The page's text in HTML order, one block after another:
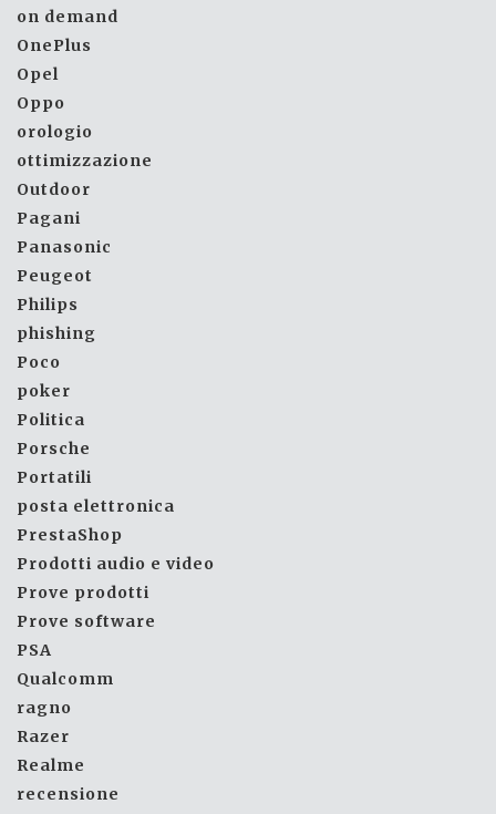
on demand
OnePlus
Opel
Oppo
orologio
ottimizzazione
Outdoor
Pagani
Panasonic
Peugeot
Philips
phishing
Poco
poker
Politica
Porsche
Portatili
posta elettronica
PrestaShop
Prodotti audio e video
Prove prodotti
Prove software
PSA
Qualcomm
ragno
Razer
Realme
recensione